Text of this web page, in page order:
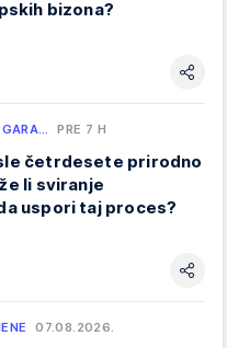
bizona?
GARA… PRE 7 H
četrdesete prirodno
li sviranje
uspori taj proces?
07.08.2026.